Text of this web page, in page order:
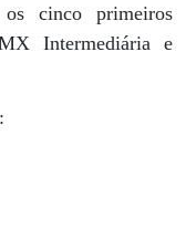
cinco primeiros
Intermediária e